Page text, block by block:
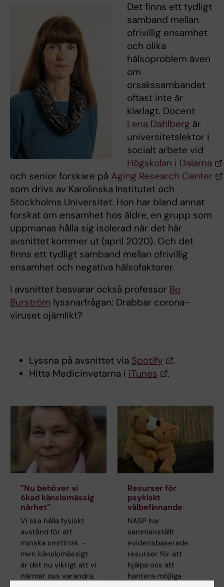
Det finns ett tydligt
samband mellan
ofrivillig ensamhet
och olika
hälsoproblem även
om
orsakssambandet
oftast inte är
klarlagt. Docent
Lena Dahlberg är
universitetslektor i
socialt arbete vid
Högskolan i Dalarna
och senior forskare på Aging Research Center
som drivs av Karolinska Institutet och
Stockholms Universitet. Hon har bland annat
forskat om ensamhet hos äldre, en grupp som
uppmanas hålla sig isolerad när det här
avsnittet kommer ut (april 2020). Och det
finns ett tydligt samband mellan ofrivillig
ensamhet och negativa hälsofaktorer.
I avsnittet besvarar också professor Bo
Burström lyssnarfrågan: Drabbar corona-
viruset ojämlikt?
Lyssna på avsnittet via Spotify
.
Hitta Medicinvetarna i iTunes .
”Nu behöver vi
ökad känslomässig
närhet”
Vi ska hålla fysiskt
avstånd för att
minska smittrisk –
men känslomässigt
är det nu viktigt att vi
närmar oss varandra,
Resurser för
psykiskt
välbefinnande
NASP har
sammanställt
evidensbaserade
resurser för att
hjälpa oss att
hantera möjliga